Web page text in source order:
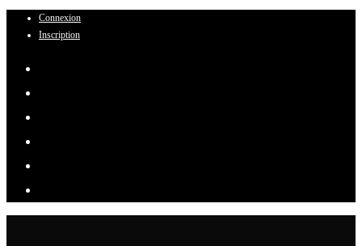
Skip
content
Connexion
Inscription